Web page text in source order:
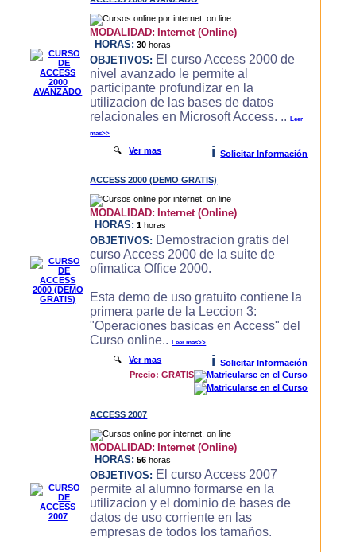
MODALIDAD: Internet (Online)
HORAS: 30 horas
OBJETIVOS: El curso Access 2000 de
nivel avanzado le permite al
participante profundizar en la
utilizacion de las bases de datos
relacionales en Microsoft Access. ..Leer
mas>>
🔍Ver mas i Solicitar Información
ACCESS 2000 (DEMO GRATIS)
MODALIDAD: Internet (Online)
HORAS: 1 horas
OBJETIVOS: Demostracion gratis del
curso Access 2000 de la suite de
ofimatica Office 2000.
Esta demo de uso gratuito contiene la
primera parte de la Leccion 3:
"Operaciones basicas en Access" del
Curso online..Leer mas>>
🔍Ver mas i
Solicitar Información
Precio: GRATIS
ACCESS 2007
MODALIDAD: Internet (Online)
HORAS: 56 horas
OBJETIVOS: El curso Access 2007
permite al alumno formarse en la
utilizacion y el dominio de bases de
datos de uso corriente en las
empresas de todos los tamaños.